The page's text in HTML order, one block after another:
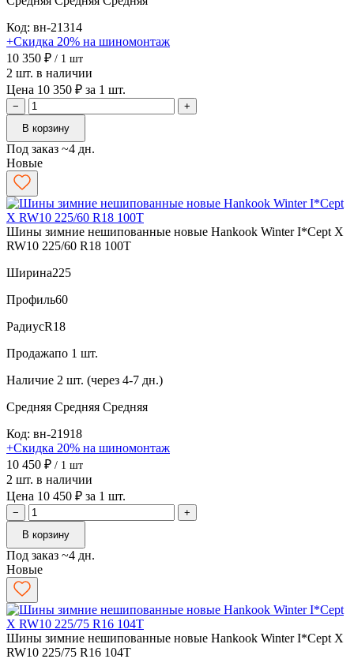
Код: вн-21314
+Скидка 20% на шиномонтаж
10 350 ₽ / 1 шт
2 шт. в наличии
Цена 10 350 ₽ за 1 шт.
−
+
В корзину
Под заказ ~4 дн.
Новые
Шины зимние нешипованные новые Hankook Winter I*Cept X
RW10 225/60 R18 100T
Ширина225
Профиль60
РадиусR18
Продажапо 1 шт.
Наличие 2 шт. (через 4-7 дн.)
Средняя Средняя Средняя
Код: вн-21918
+Скидка 20% на шиномонтаж
10 450 ₽ / 1 шт
2 шт. в наличии
Цена 10 450 ₽ за 1 шт.
−
+
В корзину
Под заказ ~4 дн.
Новые
Шины зимние нешипованные новые Hankook Winter I*Cept X
RW10 225/75 R16 104T